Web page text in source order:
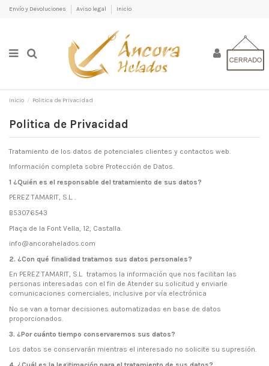
Envío y Devoluciones Aviso legal Inicio
Inicio Politica de Privacidad
Politica de Privacidad
Tratamiento de los datos de potenciales clientes y contactos web.
Información completa sobre Protección de Datos.
1 ¿Quién es el responsable del tratamiento de sus datos?
PEREZ TAMARIT, S.L. .
B53076543
Plaça de la Font Vella, 12, Castalla.
info@ancorahelados.com
2. ¿Con qué finalidad tratamos sus datos personales?
En PEREZ TAMARIT, S.L. tratamos la información que nos facilitan las
personas interesadas con el fin de Atender su solicitud y enviarle
comunicaciones comerciales, inclusive por vía electrónica
No se van a tomar decisiones automatizadas en base de datos
proporcionados.
3. ¿Por cuánto tiempo conservaremos sus datos?
Los datos se conservarán mientras el interesado no solicite su supresión.